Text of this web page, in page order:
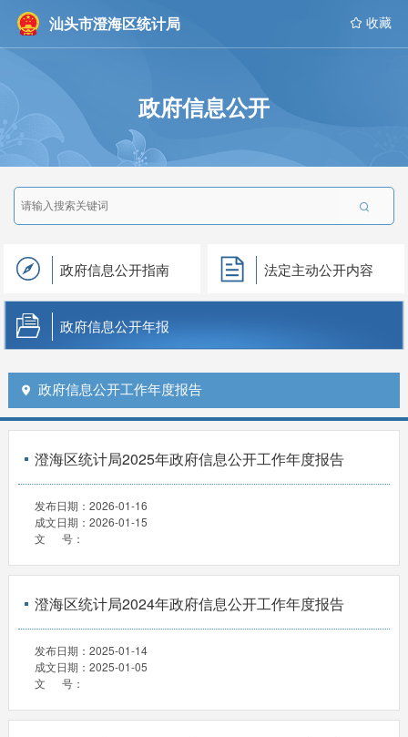
汕头市澄海区统计局  收藏
政府信息公开

政府信息公开指南 法定主动公开内容
政府信息公开年报
 政府信息公开工作年度报告
澄海区统计局2025年政府信息公开工作年度报告
发布日期： 2026-01-16
成文日期： 2026-01-15
文 号：
澄海区统计局2024年政府信息公开工作年度报告
发布日期： 2025-01-14
成文日期： 2025-01-05
文 号：